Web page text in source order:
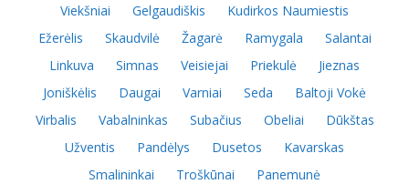
Viekšniai
Gelgaudiškis
Kudirkos Naumiestis
Ežerėlis
Skaudvilė Žagarė Ramygala
Salantai
Linkuva
Simnas Veisiejai Priekulė
Jieznas
Joniškėlis
Daugai Varniai Seda
Baltoji Vokė
Virbalis
Vabalninkas Subačius Obeliai
Dūkštas
Užventis
Pandėlys Dusetos
Kavarskas
Smalininkai
Troškūnai Panemunė